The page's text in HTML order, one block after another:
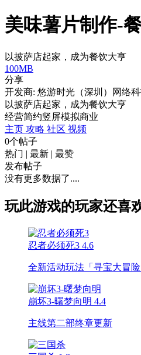
美味薯片制作-
以披萨店起家，成为餐饮大亨
100MB
分享
开发商: 悠游时光（深圳）网络
以披萨店起家，成为餐饮大亨
经营简约竖屏模拟商业
主页 攻略 社区 视频
0个帖子
热门 | 最新 | 最赞
发布帖子
没有更多数据了....
玩此游戏的玩家还喜
忍者必须死3 4.6
全新活动玩法「寻宝大冒险
崩坏3-曙梦向明 4.4
主线第二部终章更新